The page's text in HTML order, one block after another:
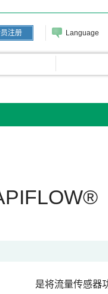
注册 Language
是将流量传感器